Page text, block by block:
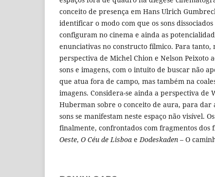
conceito de presença em Hans Ulrich
identificar o modo com que os sons
configuram no cinema e ainda as
enunciativas no constructo fí­lmico. Para tanto,
perspectiva de Michel Chion e Nelson Peixoto
sons e imagens, com o intuito de buscar não
que atua fora de campo, mas também na
imagens. Considera-se ainda a perspectiva de
Huberman sobre o conceito de aura, para dar
sons se manifestam neste espaço não visí­vel.
finalmente, confrontados com fragmentos dos
Oeste, O Céu de Lisboa eDodeskaden – O